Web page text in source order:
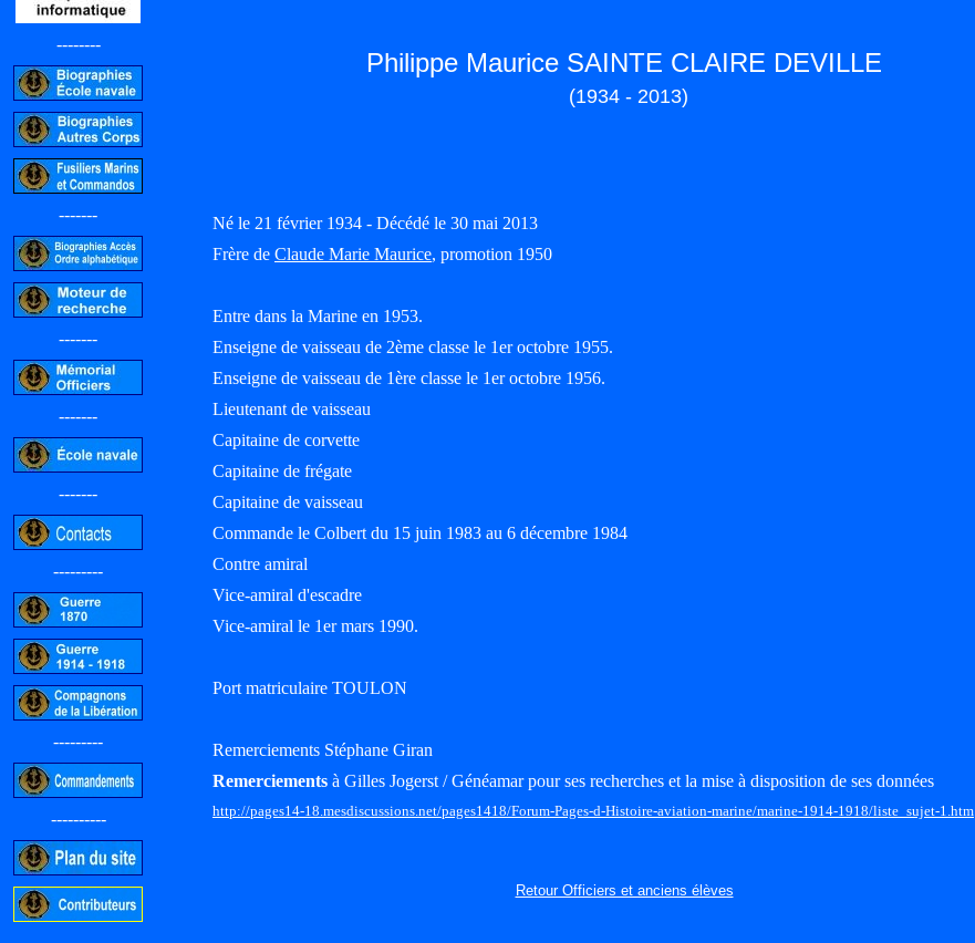
--------
-------
-------
-------
-------
---------
---------
----------
Philippe Maurice SAINTE CLAIRE DEVILLE
(1934 - 2013)
Né le 21 février 1934 - Décédé le 30 mai 2013
Frère de Claude Marie Maurice, promotion 1950
Entre dans la Marine en 1953.
Enseigne de vaisseau de 2ème classe le 1er octobre 1955.
Enseigne de vaisseau de 1ère classe le 1er octobre 1956.
Lieutenant de vaisseau
Capitaine de corvette
Capitaine de frégate
Capitaine de vaisseau
Commande le Colbert du 15 juin 1983 au 6 décembre 1984
Contre amiral
Vice-amiral d'escadre
Vice-amiral le 1er mars 1990.
Port matriculaire TOULON
Remerciements Stéphane Giran
Remerciements à Gilles Jogerst / Généamar pour ses recherches et la mise à disposition de ses données
http://pages14-18.mesdiscussions.net/pages1418/Forum-Pages-d-Histoire-aviation-marine/marine-1914-1918/liste_sujet-1.htm
Retour Officiers et anciens élèves